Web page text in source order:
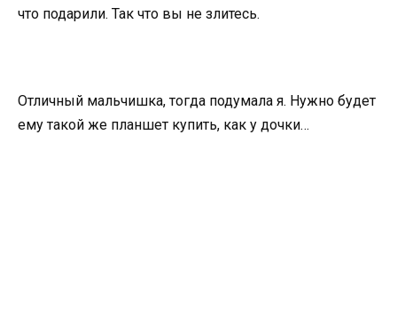
что подарили. Так что вы не злитесь.
Отличный мальчишка, тогда подумала я. Нужно будет
ему такой же планшет купить, как у дочки…